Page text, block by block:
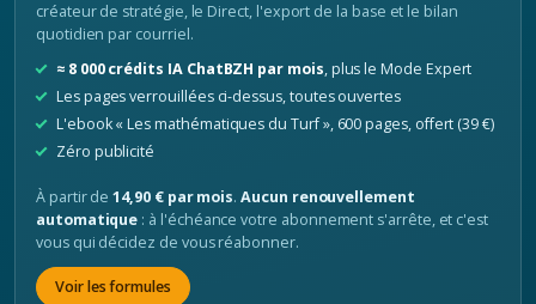
créateur de stratégie, le Direct, l'export de la base et le bilan
quotidien par courriel.
≈ 8 000 crédits IA ChatBZH par mois, plus le Mode Expert
Les pages verrouillées ci-dessus, toutes ouvertes
L'ebook « Les mathématiques du Turf », 600 pages, offert (39 €)
Zéro publicité
À partir de14,90 € par mois.Aucun renouvellement
automatique : à l'échéance votre abonnement s'arrête, et c'est
vous qui décidez de vous réabonner.
Voir les formules